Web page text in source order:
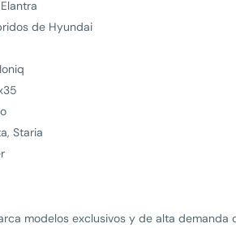
de Hyundai
Staria
modelos exclusivos y de alta